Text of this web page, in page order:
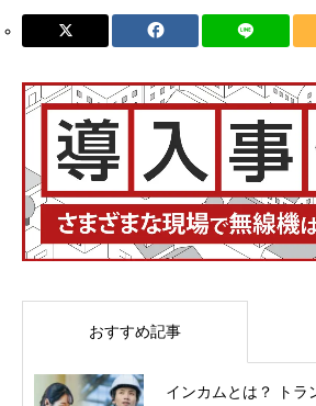
おすすめ記事
インカムとは？ トラ